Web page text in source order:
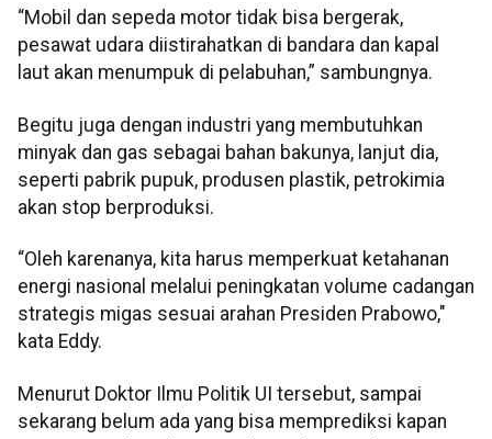
“Mobil dan sepeda motor tidak bisa bergerak,
pesawat udara diistirahatkan di bandara dan kapal
laut akan menumpuk di pelabuhan,” sambungnya.
Begitu juga dengan industri yang membutuhkan
minyak dan gas sebagai bahan bakunya, lanjut dia,
seperti pabrik pupuk, produsen plastik, petrokimia
akan stop berproduksi.
“Oleh karenanya, kita harus memperkuat ketahanan
energi nasional melalui peningkatan volume cadangan
strategis migas sesuai arahan Presiden Prabowo,"
kata Eddy.
Menurut Doktor Ilmu Politik UI tersebut, sampai
sekarang belum ada yang bisa memprediksi kapan